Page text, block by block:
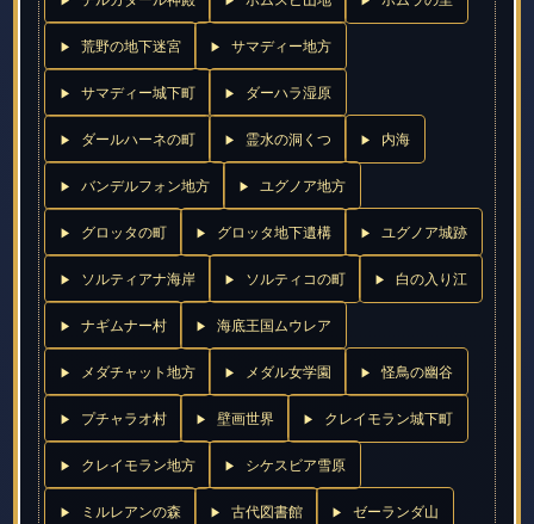
荒野の地下迷宮 サマディー地方
サマディー城下町 ダーハラ湿原
ダールハーネの町 霊水の洞くつ 内海
バンデルフォン地方 ユグノア地方
グロッタの町 グロッタ地下遺構 ユグノア城跡
ソルティアナ海岸 ソルティコの町 白の入り江
ナギムナー村 海底王国ムウレア
メダチャット地方 メダル女学園 怪鳥の幽谷
プチャラオ村 壁画世界 クレイモラン城下町
クレイモラン地方 シケスビア雪原
ミルレアンの森 古代図書館 ゼーランダ山